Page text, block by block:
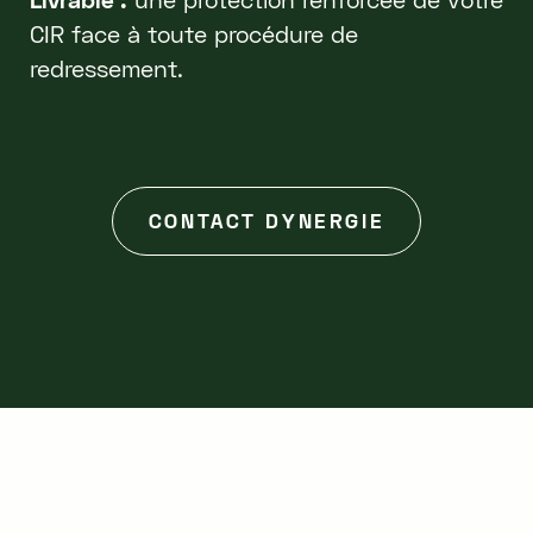
CIR face à toute procédure de
redressement.
CONTACT DYNERGIE